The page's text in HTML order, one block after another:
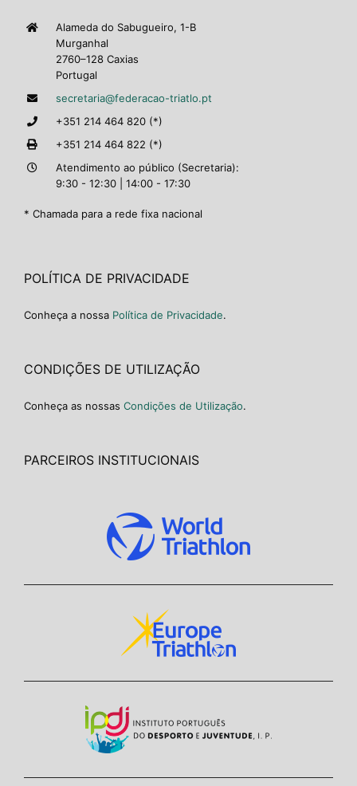
Alameda do Sabugueiro, 1-B
Murganhal
2760–128 Caxias
Portugal
secretaria@federacao-triatlo.pt
+351 214 464 820 (*)
+351 214 464 822 (*)
Atendimento ao público (Secretaria):
9:30 - 12:30 | 14:00 - 17:30
* Chamada para a rede fixa nacional
POLÍTICA DE PRIVACIDADE
Conheça a nossa Política de Privacidade.
CONDIÇÕES DE UTILIZAÇÃO
Conheça as nossas Condições de Utilização.
PARCEIROS INSTITUCIONAIS